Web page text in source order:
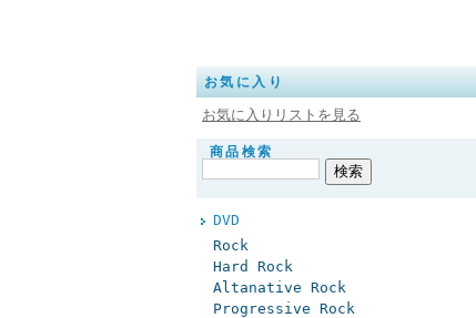
お気に入り
お気に入りリストを見る
商品検索
DVD
Rock
Hard Rock
Altanative Rock
Progressive Rock